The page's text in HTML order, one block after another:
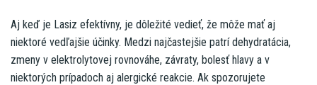
Aj keď je Lasiz efektívny, je dôležité vedieť, že môže mať aj
niektoré vedľajšie účinky. Medzi najčastejšie patrí dehydratácia,
zmeny v elektrolytovej rovnováhe, závraty, bolesť hlavy a v
niektorých prípadoch aj alergické reakcie. Ak spozorujete